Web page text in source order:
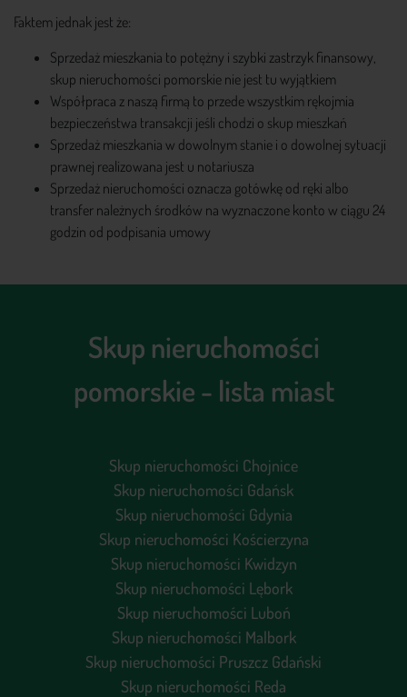
Faktem jednak jest że:
Sprzedaż mieszkania to potężny i szybki zastrzyk finansowy,
skup nieruchomości pomorskie nie jest tu wyjątkiem
Współpraca z naszą firmą to przede wszystkim rękojmia
bezpieczeństwa transakcji jeśli chodzi o skup mieszkań
Sprzedaż mieszkania w dowolnym stanie i o dowolnej sytuacji
prawnej realizowana jest u notariusza
Sprzedaż nieruchomości oznacza gotówkę od ręki albo
transfer należnych środków na wyznaczone konto w ciągu 24
godzin od podpisania umowy
Skup nieruchomości
pomorskie - lista miast
Skup nieruchomości Chojnice
Skup nieruchomości Gdańsk
Skup nieruchomości Gdynia
Skup nieruchomości Kościerzyna
Skup nieruchomości Kwidzyn
Skup nieruchomości Lębork
Skup nieruchomości Luboń
Skup nieruchomości Malbork
Skup nieruchomości Pruszcz Gdański
Skup nieruchomości Reda